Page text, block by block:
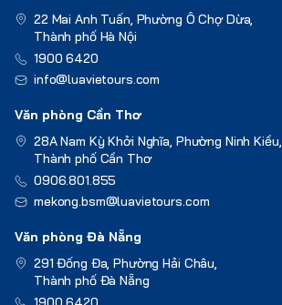
22 Mai Anh Tuấn, Phường Ô Chợ Dừa,
Thành phố Hà Nội
1900 6420
info@luavietours.com
Văn phòng Cần Thơ
28A Nam Kỳ Khởi Nghĩa, Phường Ninh Kiều,
Thành phố Cần Thơ
0906.801.855
mekong.bsm@luavietours.com
Văn phòng Đà Nẵng
291 Đống Đa, Phường Hải Châu,
Thành phố Đà Nẵng